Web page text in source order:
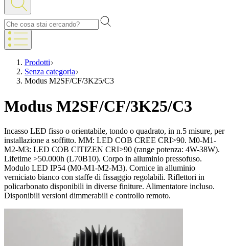
Prodotti
Senza categoria
Modus M2SF/CF/3K25/C3
Modus M2SF/CF/3K25/C3
Incasso LED fisso o orientabile, tondo o quadrato, in n.5 misure, per
installazione a soffitto. MM: LED COB CREE CRI>90. M0-M1-
M2-M3: LED COB CITIZEN CRI>90 (range potenza: 4W-38W).
Lifetime >50.000h (L70B10). Corpo in alluminio pressofuso.
Modulo LED IP54 (M0-M1-M2-M3). Cornice in alluminio
verniciato bianco con staffe di fissaggio regolabili. Riflettori in
policarbonato disponibili in diverse finiture. Alimentatore incluso.
Disponibili versioni dimmerabili e controllo remoto.